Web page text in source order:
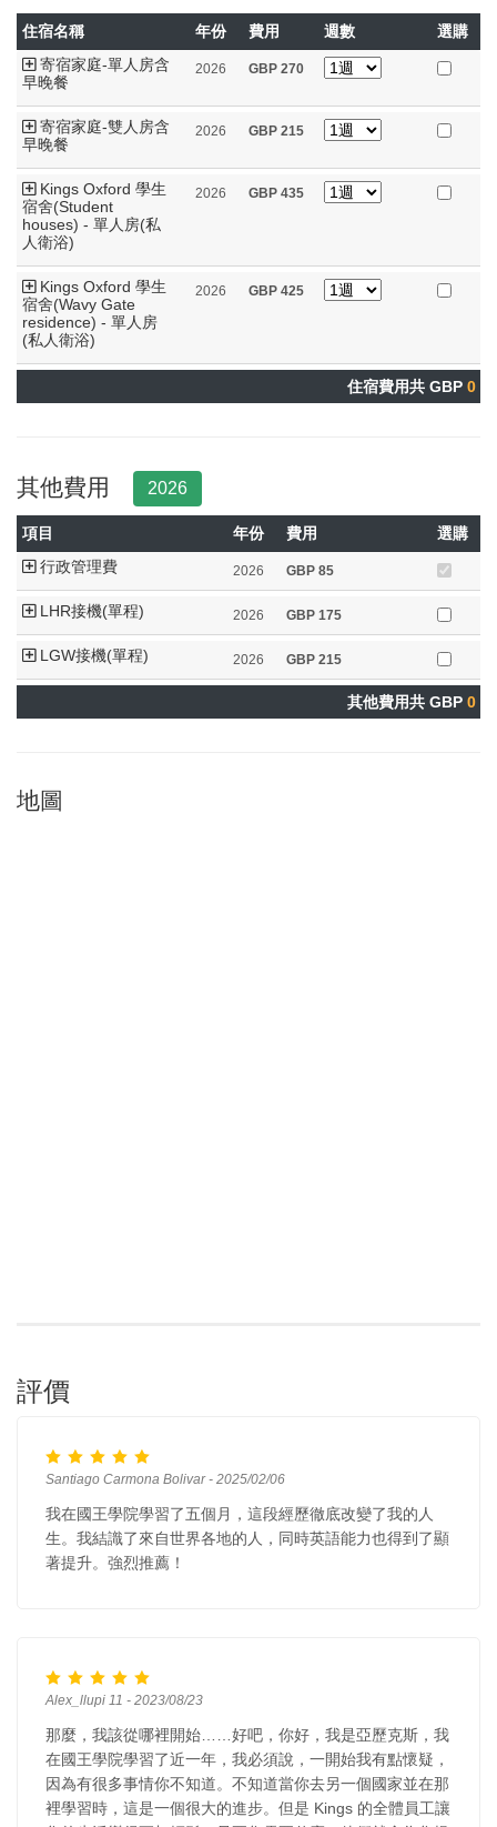
住宿名稱 年份 費用 週數
選購
寄宿家庭-單人房含
早晚餐
2026 GBP 270
寄宿家庭-雙人房含
早晚餐
2026 GBP 215
Kings Oxford 學生
宿舍(Student
houses) - 單人房(私
人衛浴)
2026 GBP 435
Kings Oxford 學生
宿舍(Wavy Gate
residence) - 單人房
(私人衛浴)
2026 GBP 425
住宿費用共 GBP 0
其他費用 2026
項目 年份 費用
選購
行政管理費
2026 GBP 85
LHR接機(單程) 2026 GBP 175
LGW接機(單程) 2026 GBP 215
其他費用共 GBP 0
地圖
評價
Santiago Carmona Bolivar - 2025/02/06
我在國王學院學習了五個月，這段經歷徹底改變了我的人
生。我結識了來自世界各地的人，同時英語能力也得到了顯
著提升。強烈推薦！
Alex_llupi 11 - 2023/08/23
那麼，我該從哪裡開始……好吧，你好，我是亞歷克斯，我
在國王學院學習了近一年，我必須說，一開始我有點懷疑，
因為有很多事情你不知道。不知道當你去另一個國家並在那
裡學習時，這是一個很大的進步。但是 Kings 的全體員工讓